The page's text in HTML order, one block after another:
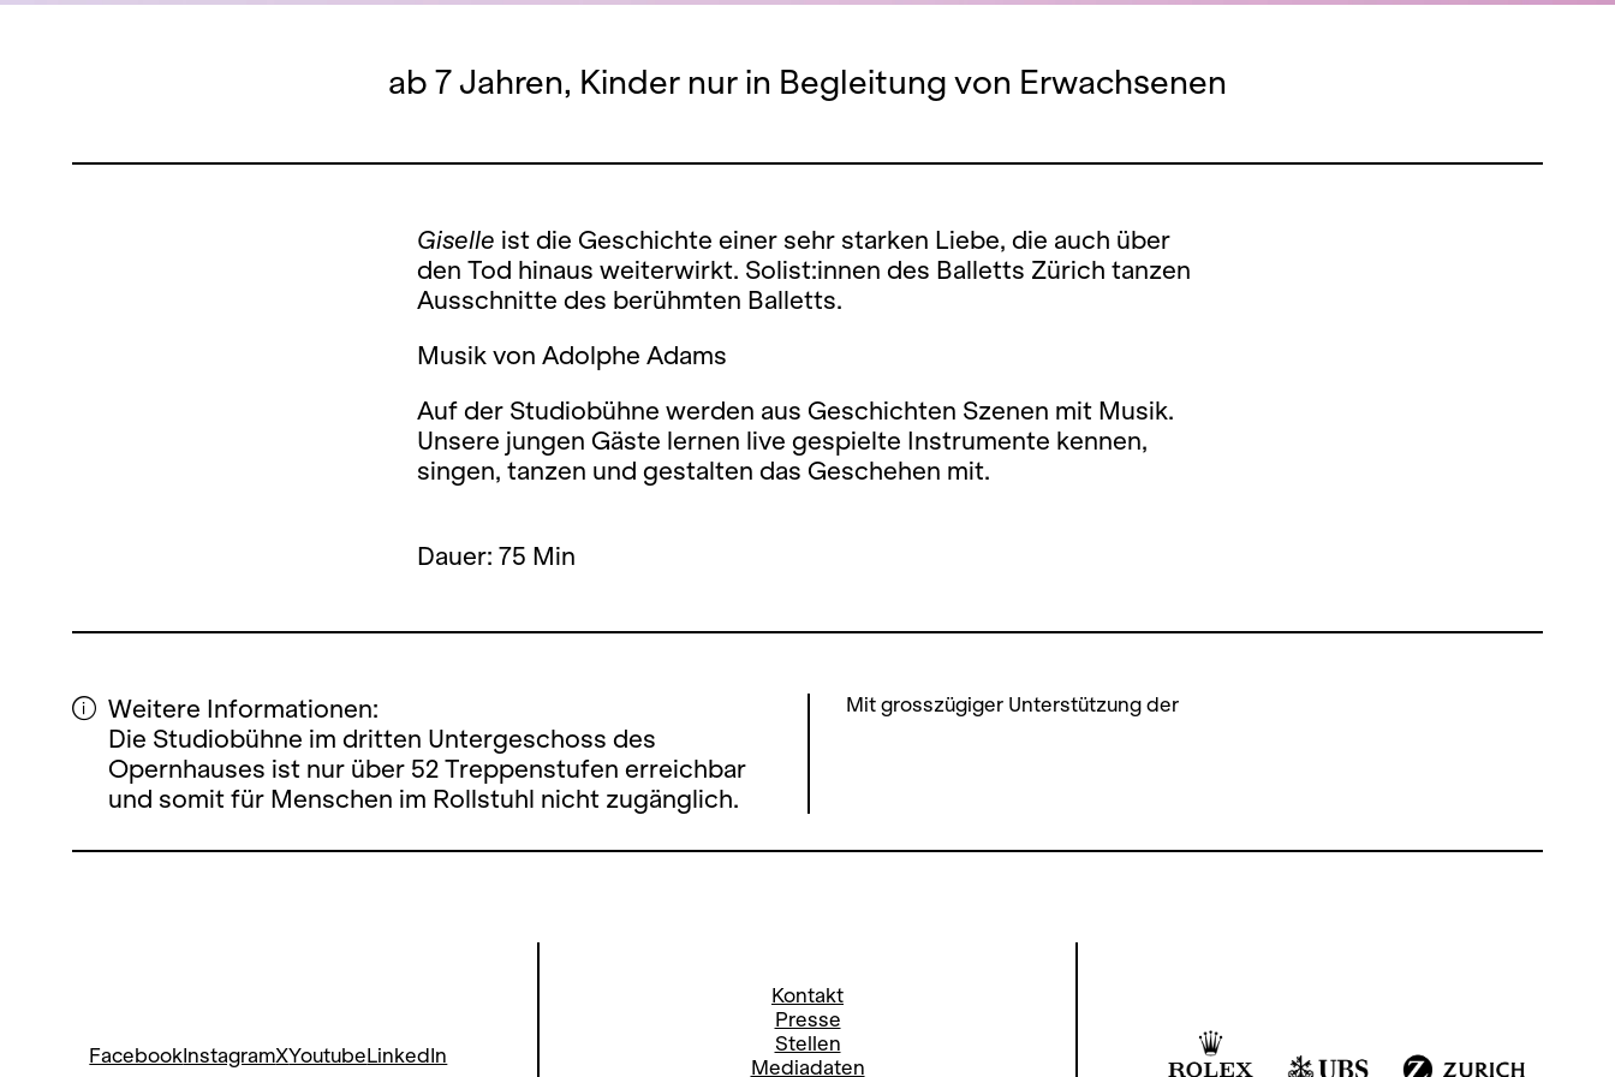
ab 7 Jahren, Kinder nur in Begleitung von Erwachsenen
Giselle ist die Geschichte einer sehr starken Liebe, die auch über
den Tod hinaus weiterwirkt. Solist:innen des Balletts Zürich tanzen
Ausschnitte des berühmten Balletts.
Musik von Adolphe Adams
Auf der Studiobühne werden aus Geschichten Szenen mit Musik.
Unsere jungen Gäste lernen live gespielte Instrumente kennen,
singen, tanzen und gestalten das Geschehen mit.
Dauer: 75 Min
Weitere Informationen:
Die Studiobühne im dritten Untergeschoss des
Opernhauses ist nur über 52 Treppenstufen erreichbar
und somit für Menschen im Rollstuhl nicht zugänglich.
Mit grosszügiger Unterstützung der
FacebookInstagramXYoutubeLinkedIn
Kontakt
Presse
Stellen
Mediadaten